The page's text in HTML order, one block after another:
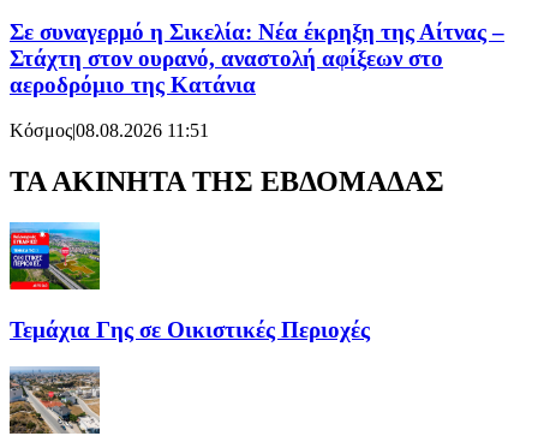
Σε συναγερμό η Σικελία: Νέα έκρηξη της Αίτνας –
Στάχτη στον ουρανό, αναστολή αφίξεων στο
αεροδρόμιο της Κατάνια
Κόσμος08.08.2026 11:51
ΤΑ ΑΚΙΝΗΤΑ ΤΗΣ ΕΒΔΟΜΑΔΑΣ
Τεμάχια Γης σε Οικιστικές Περιοχές